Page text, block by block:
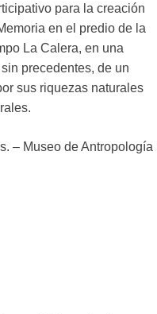
para la creación
en el predio de la
La Calera, en una
precedentes, de un
sus riquezas naturales
– Museo de Antropología